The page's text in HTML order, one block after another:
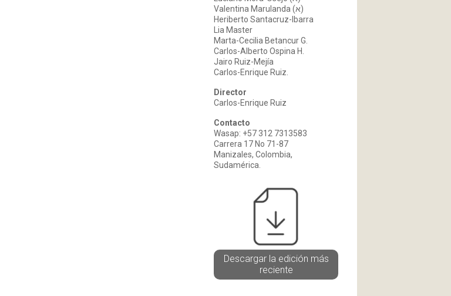
Valentina Marulanda (א)
Heriberto Santacruz-Ibarra
Lia Master
Marta-Cecilia Betancur G.
Carlos-Alberto Ospina H.
Jairo Ruiz-Mejía
Carlos-Enrique Ruiz.
Director
Carlos-Enrique Ruiz
Contacto
Wasap: +57 312 7313583
Carrera 17 No 71-87
Manizales, Colombia,
Sudamérica.
Descargar la edición más
reciente